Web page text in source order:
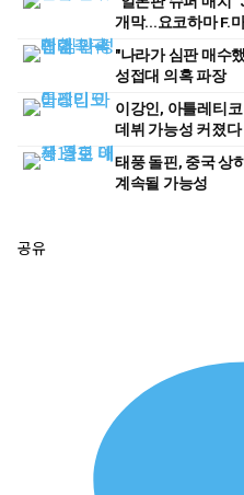
개막...요코하마 F.
"나라가 심판 매수
성접대 의혹 파장
이강인, 아틀레티
데뷔 가능성 커졌다
태풍 돌핀, 중국 상
계속될 가능성
공유